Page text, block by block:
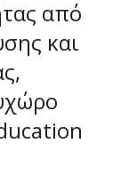
από
και